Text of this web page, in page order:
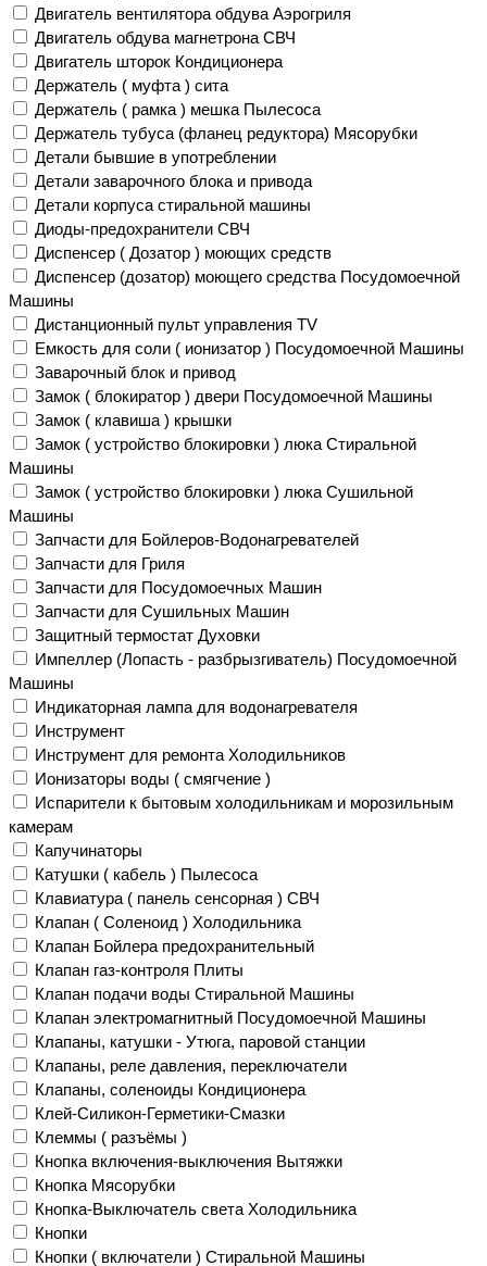
Двигатель вентилятора обдува Аэрогриля
Двигатель обдува магнетрона СВЧ
Двигатель шторок Кондиционера
Держатель ( муфта ) сита
Держатель ( рамка ) мешка Пылесоса
Держатель тубуса (фланец редуктора) Мясорубки
Детали бывшие в употреблении
Детали заварочного блока и привода
Детали корпуса стиральной машины
Диоды-предохранители СВЧ
Диспенсер ( Дозатор ) моющих средств
Диспенсер (дозатор) моющего средства Посудомоечной
Машины
Дистанционный пульт управления TV
Емкость для соли ( ионизатор ) Посудомоечной Машины
Заварочный блок и привод
Замок ( блокиратор ) двери Посудомоечной Машины
Замок ( клавиша ) крышки
Замок ( устройство блокировки ) люка Стиральной
Машины
Замок ( устройство блокировки ) люка Сушильной
Машины
Запчасти для Бойлеров-Водонагревателей
Запчасти для Гриля
Запчасти для Посудомоечных Машин
Запчасти для Сушильных Машин
Защитный термостат Духовки
Импеллер (Лопасть - разбрызгиватель) Посудомоечной
Машины
Индикаторная лампа для водонагревателя
Инструмент
Инструмент для ремонта Холодильников
Ионизаторы воды ( смягчение )
Испарители к бытовым холодильникам и морозильным
камерам
Капучинаторы
Катушки ( кабель ) Пылесоса
Клавиатура ( панель сенсорная ) СВЧ
Клапан ( Соленоид ) Холодильника
Клапан Бойлера предохранительный
Клапан газ-контроля Плиты
Клапан подачи воды Стиральной Машины
Клапан электромагнитный Посудомоечной Машины
Клапаны, катушки - Утюга, паровой станции
Клапаны, реле давления, переключатели
Клапаны, соленоиды Кондиционера
Клей-Силикон-Герметики-Смазки
Клеммы ( разъёмы )
Кнопка включения-выключения Вытяжки
Кнопка Мясорубки
Кнопка-Выключатель света Холодильника
Кнопки
Кнопки ( включатели ) Стиральной Машины